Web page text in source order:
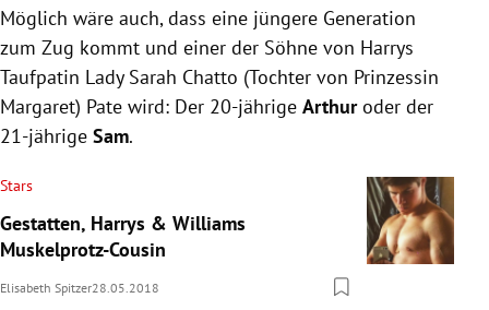
Möglich wäre auch, dass eine jüngere Generation
zum Zug kommt und einer der Söhne von Harrys
Taufpatin Lady Sarah Chatto (Tochter von Prinzessin
Margaret) Pate wird: Der 20-jährige Arthuroder der
21-jährige Sam.
Stars
Gestatten, Harrys & Williams
Muskelprotz-Cousin
Elisabeth Spitzer28.05.2018